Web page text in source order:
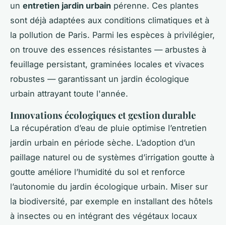
un entretien jardin urbain pérenne. Ces plantes
sont déjà adaptées aux conditions climatiques et à
la pollution de Paris. Parmi les espèces à privilégier,
on trouve des essences résistantes — arbustes à
feuillage persistant, graminées locales et vivaces
robustes — garantissant un jardin écologique
urbain attrayant toute l'année.
Innovations écologiques et gestion durable
La récupération d’eau de pluie optimise l’entretien
jardin urbain en période sèche. L’adoption d’un
paillage naturel ou de systèmes d’irrigation goutte à
goutte améliore l’humidité du sol et renforce
l’autonomie du jardin écologique urbain. Miser sur
la biodiversité, par exemple en installant des hôtels
à insectes ou en intégrant des végétaux locaux